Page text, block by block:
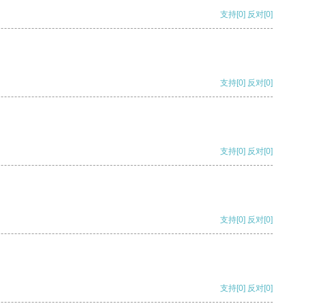
支持[0] 反对[0]
支持[0] 反对[0]
支持[0] 反对[0]
支持[0] 反对[0]
支持[0] 反对[0]